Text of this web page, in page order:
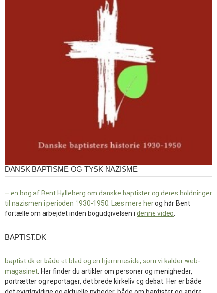
DANSK BAPTISME OG TYSK NAZISME
– en bog af Bent Hylleberg om danske baptister og deres holdninger
til nazismen i perioden 1930-1950. Læs mere herog hør Bent
fortælle om arbejdet inden bogudgivelsen i denne video
baptist.dk
BAPTIST.DK
baptist.dk er både et blad og en hjemmeside, som vi kalder web-
magasinet . Her finder du artikler om personer og menigheder,
portrætter og reportager, det brede kirkeliv og debat. Her er både
det evigtgyldige og aktuelle nyheder, både om baptister og andre